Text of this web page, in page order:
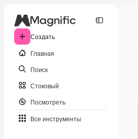
Создать
Главная
Поиск
Стоковый
Посмотреть
Все инструменты